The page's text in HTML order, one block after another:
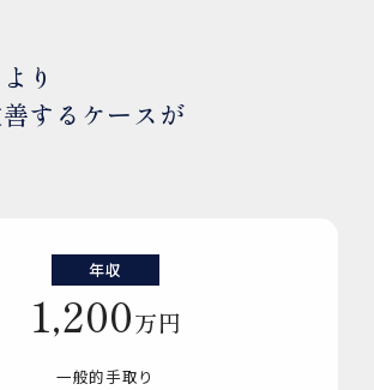
り
するケースが
年収
1,200万円
一般的手取り